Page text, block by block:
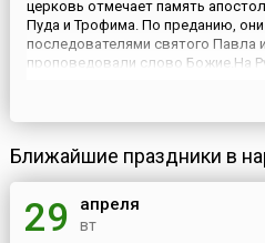
церковь отмечает память
Пуда и Трофима. По преданию,
последователями святого Павла
проповедовали слово Божие.На
концу апреля п...
Ближайшие праздники в
29 апреля
вт